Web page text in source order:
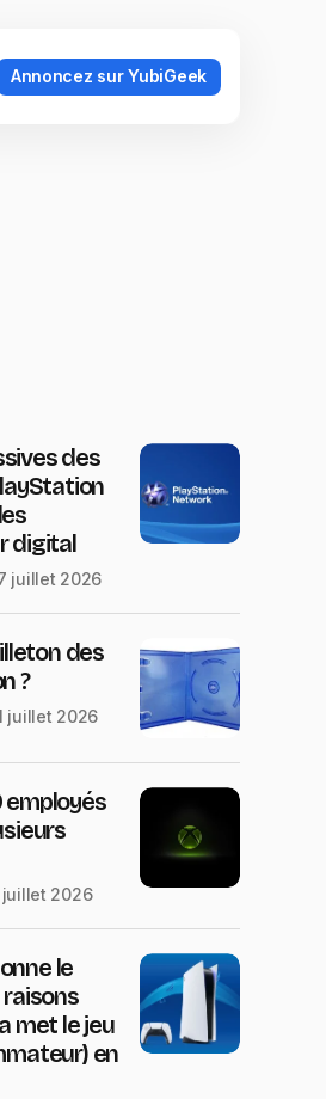
Annoncez sur YubiGeek
des
digital
juillet 2026
des
?
juillet 2026
employés
juillet 2026
le
met le jeu
en